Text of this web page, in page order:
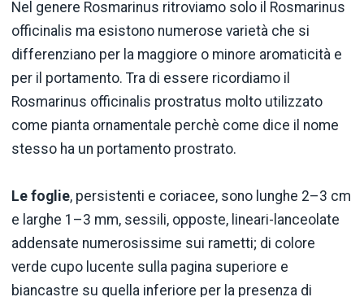
Nel genere Rosmarinus ritroviamo solo il Rosmarinus
officinalis ma esistono numerose varietà che si
differenziano per la maggiore o minore aromaticità e
per il portamento. Tra di essere ricordiamo il
Rosmarinus officinalis prostratus molto utilizzato
come pianta ornamentale perchè come dice il nome
stesso ha un portamento prostrato.
Le foglie, persistenti e coriacee, sono lunghe 2–3 cm
e larghe 1–3 mm, sessili, opposte, lineari-lanceolate
addensate numerosissime sui rametti; di colore
verde cupo lucente sulla pagina superiore e
biancastre su quella inferiore per la presenza di